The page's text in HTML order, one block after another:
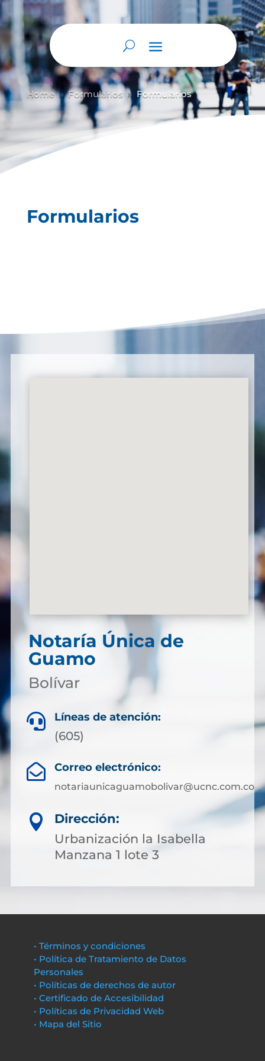
Abrir barra de herramientas
Home 9 Formularios 9 Formularios
Formularios
Notaría Única de
Guamo
Bolívar
 Líneas de atención:
(605)
 Correo electrónico:
notariaunicaguamobolivar@ucnc.com.co

Dirección:
Urbanización la Isabella
Manzana 1 lote 3
• Términos y condiciones
• Política de Tratamiento de Datos
Personales
• Políticas de derechos de autor
• Certificado de Accesibilidad
• Políticas de Privacidad Web
• Mapa del Sitio